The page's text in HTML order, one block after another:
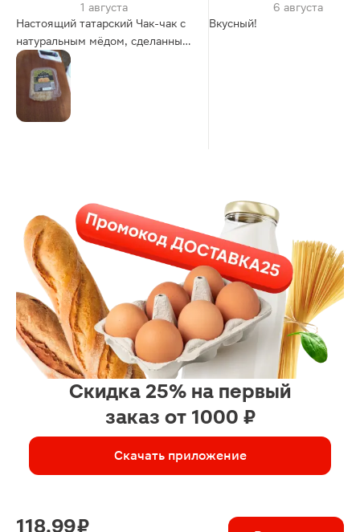
1 августа
Настоящий татарский Чак-чак с
натуральным мёдом, сделанный
с душой в надёжной упаковке.
6 августа
Вкусный!
Скидка 25% на первый
заказ от 1000 ₽
Скачать приложение
118.99 ₽